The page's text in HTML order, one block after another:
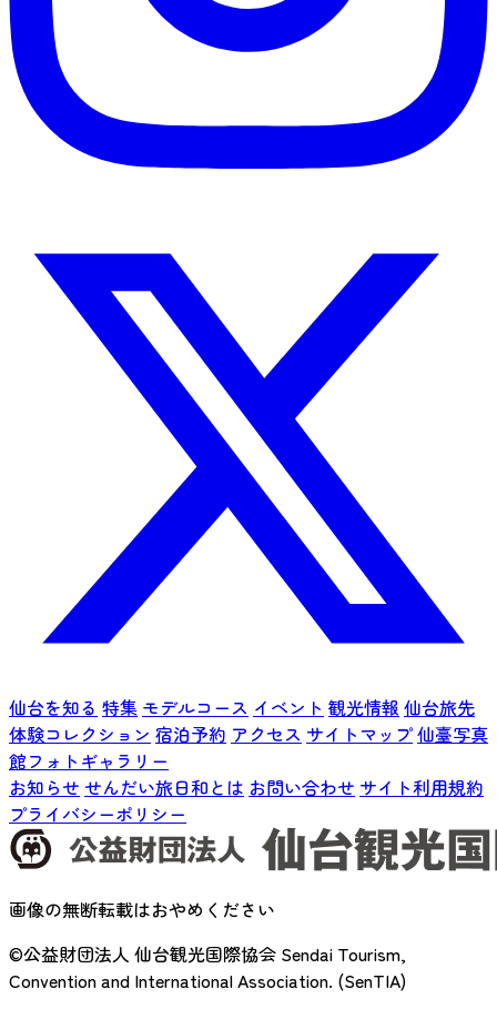
仙台を知る 特集 モデルコース イベント 観光情報 仙台旅先
体験コレクション 宿泊予約 アクセス サイトマップ仙臺写真
館フォトギャラリー
お知らせ せんだい旅日和とは お問い合わせ サイト利用規約
プライバシーポリシー
画像の無断転載はおやめください
©公益財団法人 仙台観光国際協会 Sendai Tourism,
Convention and International Association. (SenTIA)